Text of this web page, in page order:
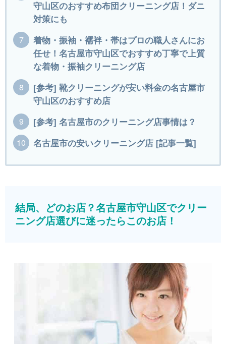
守山区のおすすめ布団クリーニング店！ダニ
対策にも
着物・振袖・襦袢・帯はプロの職人さんにお
任せ！名古屋市守山区でおすすめ丁寧で上質
な着物・振袖クリーニング店
[参考] 靴クリーニングが安い料金の名古屋市
守山区のおすすめ店
[参考] 名古屋市のクリーニング店事情は？
名古屋市の安いクリーニング店 [記事一覧]
結局、どのお店？名古屋市守山区でクリー
ニング店選びに迷ったらこのお店！